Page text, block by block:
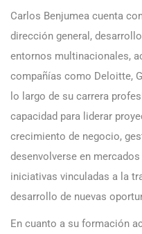
Carlos Benjumea cuenta
dirección general,
entornos multinacionales,
compañías como Deloitte,
lo largo de su carrera
capacidad para liderar
crecimiento de negocio,
desenvolverse en
iniciativas vinculadas a la
desarrollo de nuevas
En cuanto a su formación